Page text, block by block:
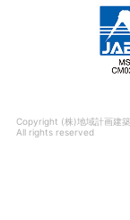
Copyright (株)地域計画建築
All rights reserved